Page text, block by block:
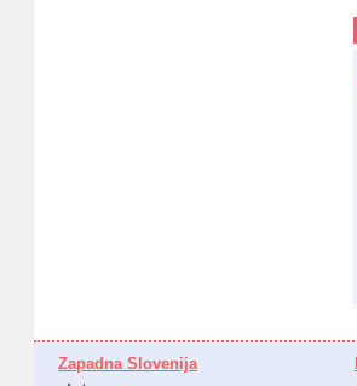
Zapadna Slovenija